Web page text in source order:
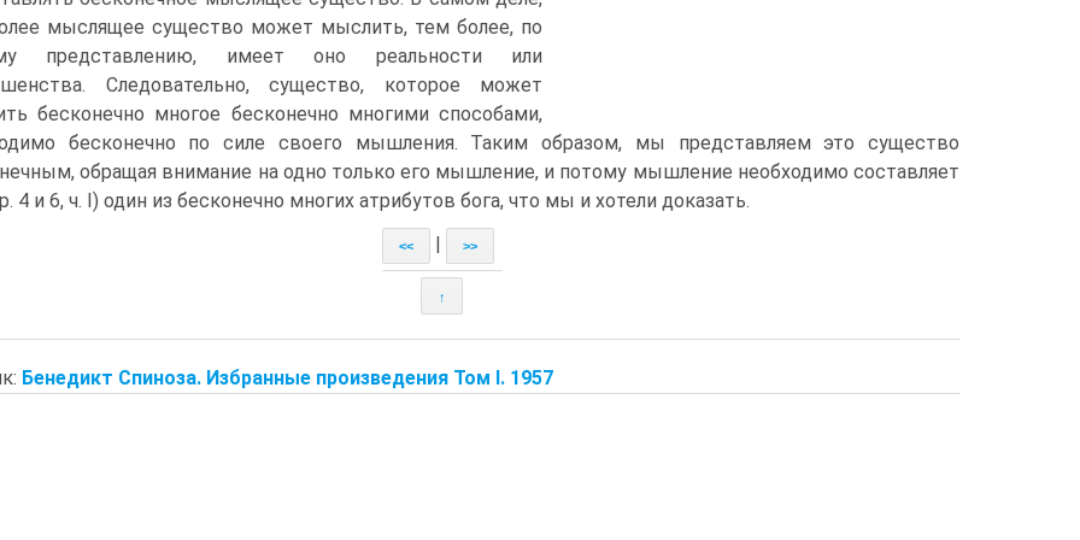
мыслящее существо может мыслить, тем более, по
представлению, имеет оно реальности или
Следовательно, существо, которое может
бесконечно многое бесконечно многими способами,
бесконечно по силе своего мышления. Таким образом, мы представляем это существо
обращая внимание на одно только его мышление, и потому мышление необходимо составляет
4 и 6, ч. I) один из бесконечно многих атрибутов бога, что мы и хотели доказать.
<< >>
↑
Бенедикт Спиноза. Избранные произведения Том I. 1957